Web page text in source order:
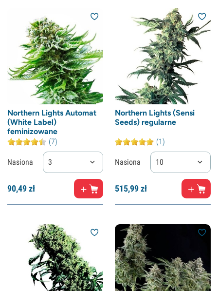
Northern Lights Automat
(White Label)
feminizowane
(7)
Nasiona 3
90,49zł
Northern Lights (Sensi
Seeds) regularne
(1)
Nasiona 10
515,99zł